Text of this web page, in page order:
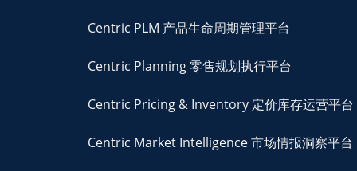
Centric PLM 产品生命周期管理平台
Centric Planning 零售规划执行平台
Centric Pricing & Inventory 定价库存运营平台
Centric Market Intelligence 市场情报洞察平台